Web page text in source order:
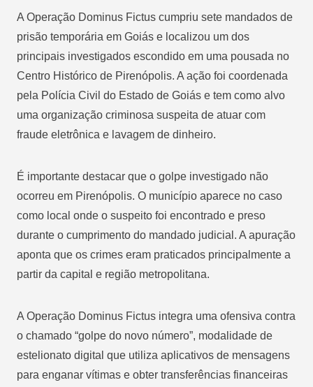
A Operação Dominus Fictus cumpriu sete mandados de
prisão temporária em Goiás e localizou um dos
principais investigados escondido em uma pousada no
Centro Histórico de Pirenópolis. A ação foi coordenada
pela Polícia Civil do Estado de Goiás e tem como alvo
uma organização criminosa suspeita de atuar com
fraude eletrônica e lavagem de dinheiro.
É importante destacar que o golpe investigado não
ocorreu em Pirenópolis. O município aparece no caso
como local onde o suspeito foi encontrado e preso
durante o cumprimento do mandado judicial. A apuração
aponta que os crimes eram praticados principalmente a
partir da capital e região metropolitana.
A Operação Dominus Fictus integra uma ofensiva contra
o chamado “golpe do novo número”, modalidade de
estelionato digital que utiliza aplicativos de mensagens
para enganar vítimas e obter transferências financeiras